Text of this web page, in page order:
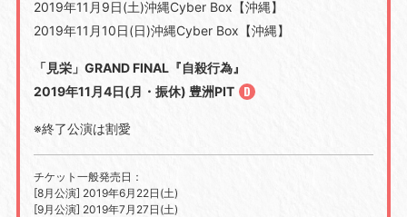
2019年11月9日(土)沖縄Cyber Box【沖縄】
2019年11月10日(日)沖縄Cyber Box【沖縄】
「見栄」GRAND FINAL『自殺行為』
2019年11月4日(月・振休) 豊洲PIT
※終了公演は割愛
チケット一般発売日：
[8月公演] 2019年6月22日(土)
[9月公演] 2019年7月27日(土)